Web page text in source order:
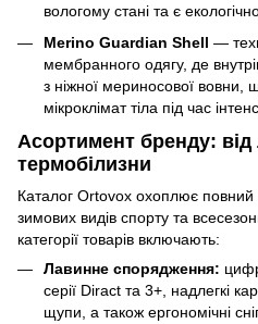
вологому стані та є
Merino Guardian Shell —
мембранного одягу, де
з ніжної мериносової вовни,
мікроклімат тіла під час
Асортимент бренду: від
термобілизни
Каталог Ortovox охоплює
зимових видів спорту та
категорії товарів включають:
Лавинне спорядження:
серії Diract та 3+, надлегкі
щупи, а також ергономічні